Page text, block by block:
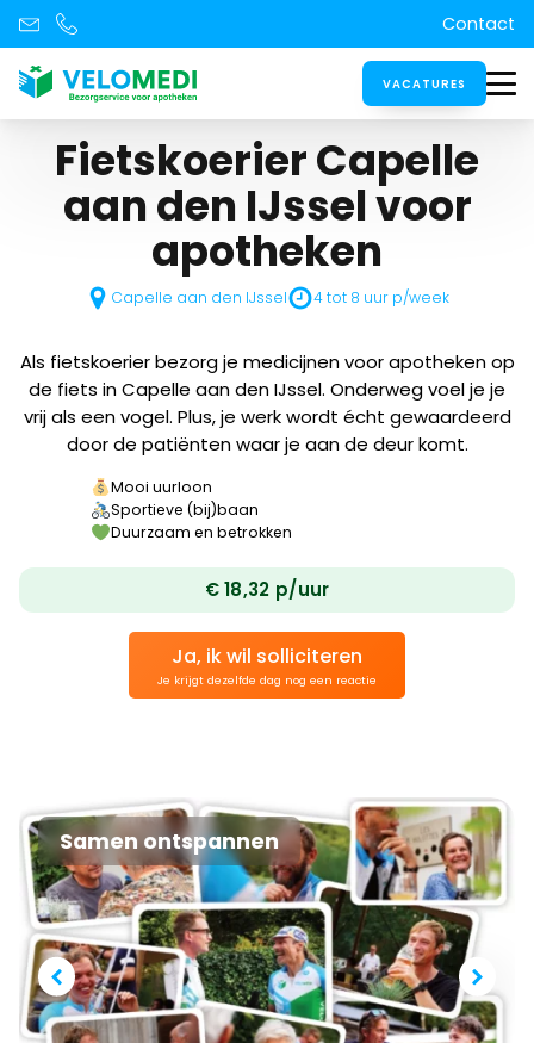
Contact
VACATURES
Fietskoerier Capelle
aan den IJsselvoor
apotheken
Capelle aan den IJssel 4 tot 8 uur p/week
Als fietskoerier bezorg je medicijnen voor apotheken op
de fiets in Capelle aan den IJssel. Onderweg voel je je
vrij als een vogel. Plus, je werk wordt écht gewaardeerd
door de patiënten waar je aan de deur komt.
Mooi uurloon
Sportieve (bij)baan
Duurzaam en betrokken
€18,32 p/uur
Ja, ik wil solliciteren
Je krijgt dezelfde dag nog een reactie
Samen ontspannen